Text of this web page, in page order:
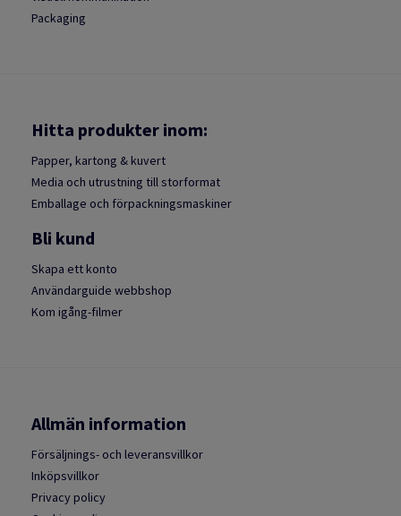
Packaging
Hitta produkter inom:
Papper, kartong & kuvert
Media och utrustning till storformat
Emballage och förpackningsmaskiner
Bli kund
Skapa ett konto
Användarguide webbshop
Kom igång-filmer
Allmän information
Försäljnings- och leveransvillkor
Inköpsvillkor
Privacy policy